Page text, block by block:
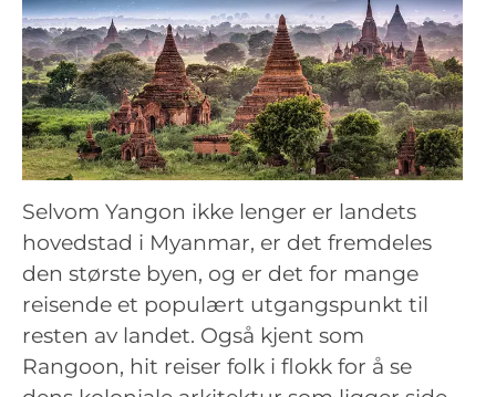
Selvom Yangon ikke lenger er landets
hovedstad i Myanmar, er det fremdeles
den største byen, og er det for mange
reisende et populært utgangspunkt til
resten av landet. Også kjent som
Rangoon, hit reiser folk i flokk for å se